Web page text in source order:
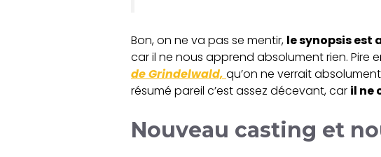
Bon, on ne va pas se mentir, le synopsis est
car il ne nous apprend absolument rien. Pire
de Grindelwald, qu’on ne verrait
résumé pareil c’est assez décevant, car il ne
Nouveau casting et